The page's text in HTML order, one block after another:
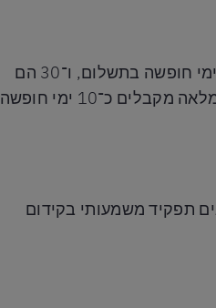
אין בארה"ב חוק פדרלי שמחייב ימי חופשה בתשלום (PTO). זה שונה ממדינות כמו גרמניה, שבהן נדרשים 20 ימי חופשה בתשלום, ו־30 הם
הממוצע. המשמעות היא שמדיניות החופשות משתנה מאוד בין חברה לחברה. בממוצע, רוב העובדים במשרה מלאה מקבלים כ־10 ימי חופשה
תפקיד משמעותי בקידום